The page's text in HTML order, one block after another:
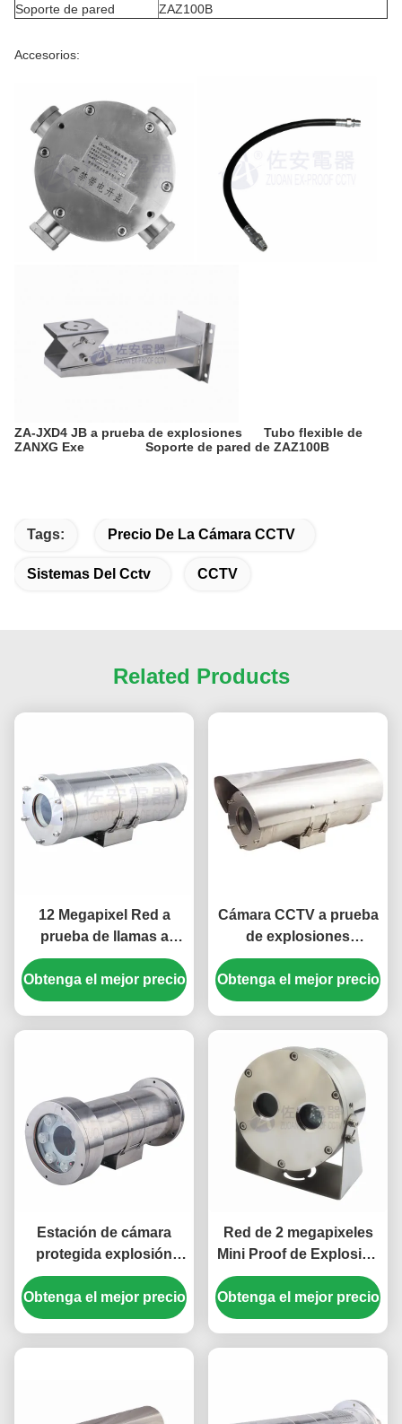
Soporte de pared ZAZ100B
Accesorios:
ZA-JXD4 JB a prueba de explosiones Tubo flexible de
ZANXG Exe
Soporte de pared de ZAZ100B
Tags: Precio De La Cámara CCTV
Sistemas Del Cctv CCTV
Related Products
12 Megapixel Red a
prueba de llamas a
prueba de explosión
cámara de circuito
cerrado material
Obtenga el mejor precio
Cámara CCTV a prueba
de explosiones
antiexplosión de
700TVL 36X para el área
peligrosa de la industria
Obtenga el mejor precio
Estación de cámara
protegida explosión
análoga con la
iluminación integral en
el acero inoxidable 304
Obtenga el mejor precio
Red de 2 megapixeles
Mini Proof de Explosión
con luz infrarroja
Obtenga el mejor precio